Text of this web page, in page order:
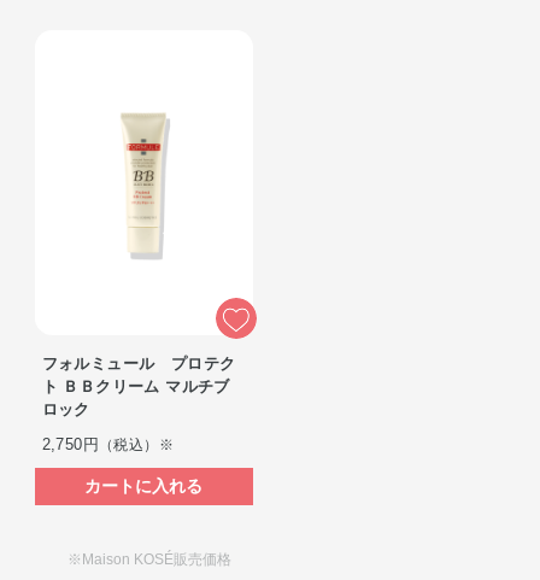
フォルミュール プロテク
ト ＢＢクリーム マルチブ
ロック
2,750円
（税込）※
カートに入れる
※Maison KOSÉ販売価格